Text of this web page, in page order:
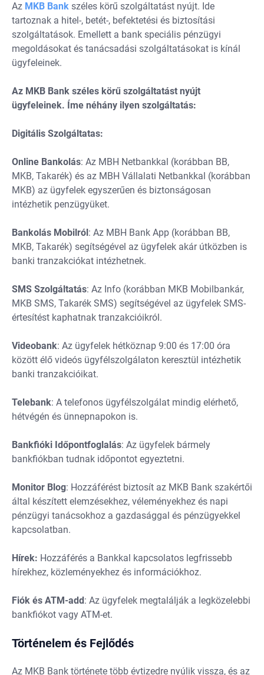
Az MKB Bank széles körű szolgáltatást nyújt. Ide
tartoznak a hitel-, betét-, befektetési és biztosítási
szolgáltatások. Emellett a bank speciális pénzügyi
megoldásokat és tanácsadási szolgáltatásokat is kínál
ügyfeleinek.
Az MKB Bank széles körű szolgáltatást nyújt
ügyfeleinek. Íme néhány ilyen szolgáltatás:
Digitális Szolgáltatas:
Online Bankolás: Az MBH Netbankkal (korábban BB,
MKB, Takarék) és az MBH Vállalati Netbankkal (korábban
MKB) az ügyfelek egyszerűen és biztonságosan
intézhetik penzügyüket.
Bankolás Mobilról: Az MBH Bank App (korábban BB,
MKB, Takarék) segítségével az ügyfelek akár útközben is
banki tranzakciókat intézhetnek.
SMS Szolgáltatás: Az Info (korábban MKB Mobilbankár,
MKB SMS, Takarék SMS) segítségével az ügyfelek SMS-
értesítést kaphatnak tranzakcióikról.
Videobank: Az ügyfelek hétköznap 9:00 és 17:00 óra
között élő videós ügyfélszolgálaton keresztül intézhetik
banki tranzakcióikat.
Telebank: A telefonos ügyfélszolgálat mindig elérhető,
hétvégén és ünnepnapokon is.
Bankfióki Időpontfoglalás: Az ügyfelek bármely
bankfiókban tudnak időpontot egyeztetni.
Monitor Blog: Hozzáférést biztosít az MKB Bank szakértői
által készített elemzésekhez, véleményekhez és napi
pénzügyi tanácsokhoz a gazdasággal és pénzügyekkel
kapcsolatban.
Hírek: Hozzáférés a Bankkal kapcsolatos legfrissebb
hírekhez, közleményekhez és információkhoz.
Fiók és ATM-add: Az ügyfelek megtalálják a legközelebbi
bankfiókot vagy ATM-et.
Történelem és Fejlődés
Az MKB Bank története több évtizedre nyúlik vissza, és az